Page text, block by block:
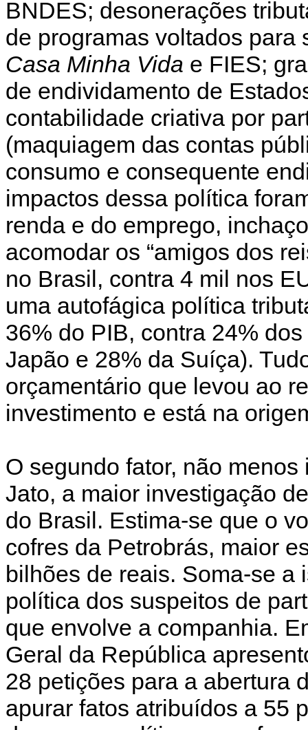
BNDES; desonerações
de programas voltados
Casa Minha Vida e FIES;
de endividamento de
contabilidade criativa por
(maquiagem das contas
consumo e consequente
impactos dessa política
renda e do emprego,
acomodar os “amigos dos
no Brasil, contra 4 mil nos
uma autofágica política
36% do PIB, contra 24%
Japão e 28% da Suíça).
orçamentário que levou ao
investimento e está na
O segundo fator, não
Jato, a maior investigação
do Brasil. Estima-se que o
cofres da Petrobrás, maior
bilhões de reais. Soma-se a
política dos suspeitos de
que envolve a companhia.
Geral da República
28 petições para a abertura
apurar fatos atribuídos a 55